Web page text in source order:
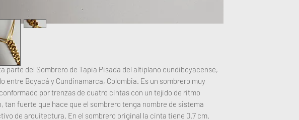
parte del Sombrero de Tapia Pisada del altiplano cundiboyacense,
entre Boyacá y Cundinamarca, Colombia. Es un sombrero muy
por trenzas de cuatro cintas con un tejido de ritmo
tan fuerte que hace que el sombrero tenga nombre de sistema
de arquitectura. En el sombrero original la cinta tiene 0.7 cm.